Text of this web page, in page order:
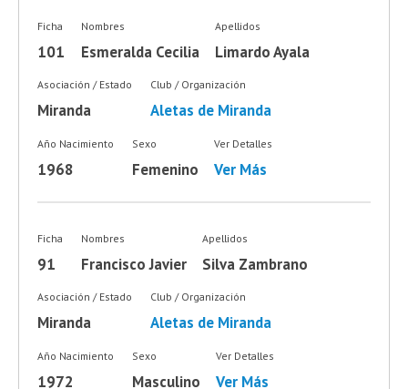
Ficha
101
Nombres
Esmeralda Cecilia
Apellidos
Limardo Ayala
Asociación / Estado
Miranda
Club / Organización
Aletas de Miranda
Año Nacimiento
1968
Sexo
Femenino
Ver Detalles
Ver Más
Ficha
91
Nombres
Francisco Javier
Apellidos
Silva Zambrano
Asociación / Estado
Miranda
Club / Organización
Aletas de Miranda
Año Nacimiento
1972
Sexo
Masculino
Ver Detalles
Ver Más